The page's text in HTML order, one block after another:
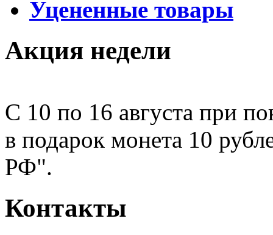
Уцененные товары
Акция недели
С 10 по 16 августа при
в подарок монета 10
РФ".
Контакты